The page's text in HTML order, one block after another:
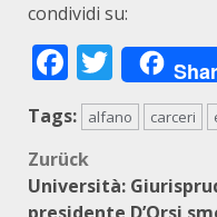
condividi su:
Tags: alfano carceri
Zurück
Università: